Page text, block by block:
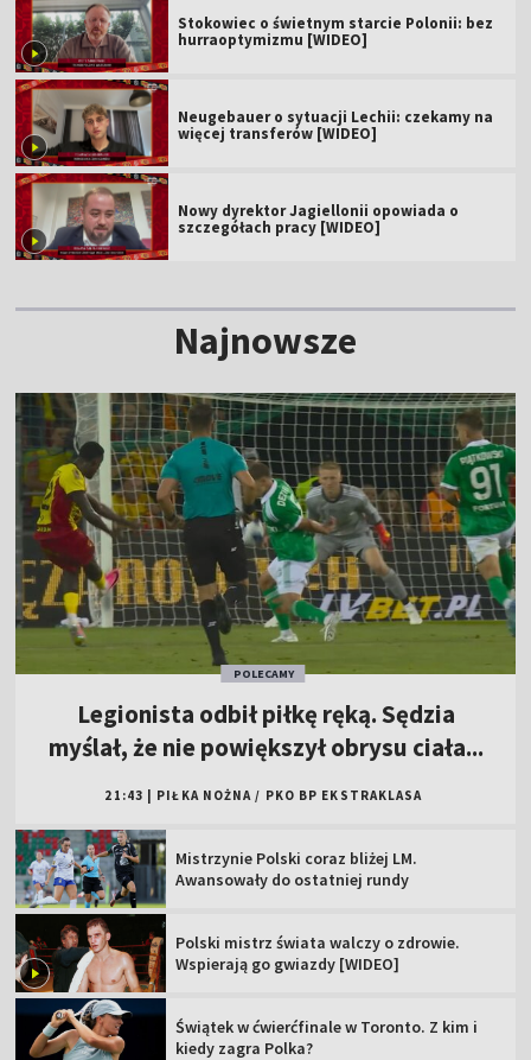
Stokowiec o świetnym starcie Polonii: bez
hurraoptymizmu [WIDEO]
Neugebauer o sytuacji Lechii: czekamy na
więcej transferów [WIDEO]
Nowy dyrektor Jagiellonii opowiada o
szczegółach pracy [WIDEO]
Najnowsze
POLECAMY
Legionista odbił piłkę ręką. Sędzia
myślał, że nie powiększył obrysu ciała...
21:43 PIŁKA NOŻNA / PKO BP EKSTRAKLASA
Mistrzynie Polski coraz bliżej LM.
Awansowały do ostatniej rundy
Polski mistrz świata walczy o zdrowie.
Wspierają go gwiazdy [WIDEO]
Świątek w ćwierćfinale w Toronto. Z kim i
kiedy zagra Polka?